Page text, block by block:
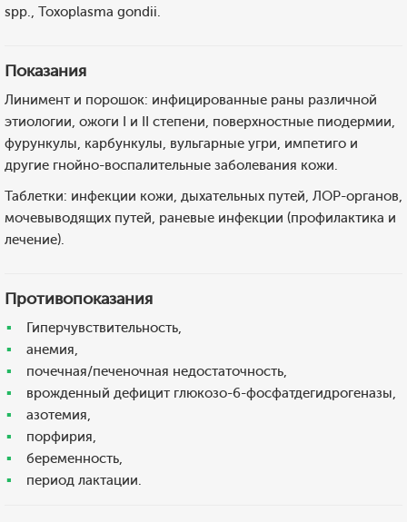
spp., Toxoplasma gondii.
Показания
Линимент и порошок: инфицированные раны различной
этиологии, ожоги I и II степени, поверхностные пиодермии,
фурункулы, карбункулы, вульгарные угри, импетиго и
другие гнойно-воспалительные заболевания кожи.
Таблетки: инфекции кожи, дыхательных путей, ЛОР-органов,
мочевыводящих путей, раневые инфекции (профилактика и
лечение).
Противопоказания
Гиперчувствительность,
анемия,
почечная/печеночная недостаточность,
врожденный дефицит глюкозо-6-фосфатдегидрогеназы,
азотемия,
порфирия,
беременность,
период лактации.